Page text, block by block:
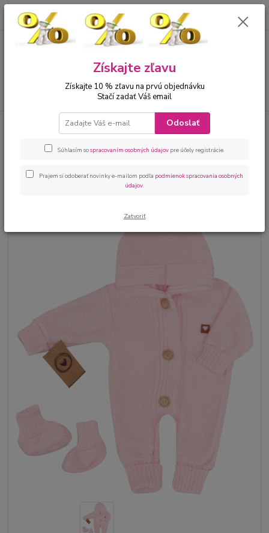
00421 905 612848 za0 €
Dupačky, overaly, pyžamká
Kojenecký pletený overal s
kapucňou ružový
Kojenecký pletený overal s
kapucňou ružový
Získajte zľavu
Získajte 10 % zľavu na prvú objednávku
Stačí zadať Váš email
Odoslať
Súhlasím sospracovaním osobných údajov pre účely registrácie.
Prajem si odoberať novinky e-mailom podľa podmienok spracovania osobných
údajov.
Zatvoriť